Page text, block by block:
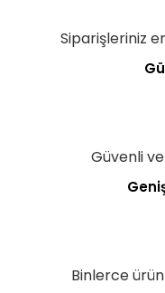
Siparişleriniz
Güvenli
Binlerce